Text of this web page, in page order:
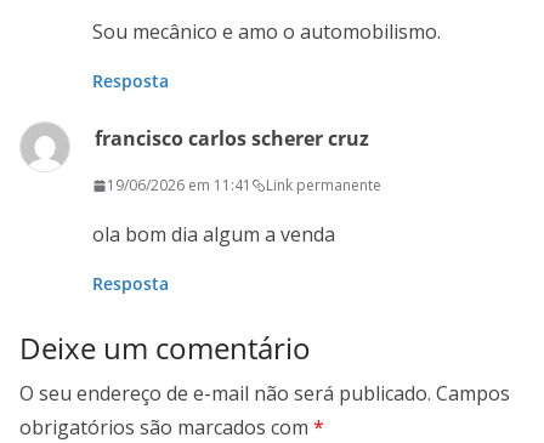
Sou mecânico e amo o automobilismo.
Resposta
francisco carlos scherer cruz
19/06/2026 em 11:41 Link permanente
ola bom dia algum a venda
Resposta
Deixe um comentário
O seu endereço de e-mail não será publicado. Campos
obrigatórios são marcados com *